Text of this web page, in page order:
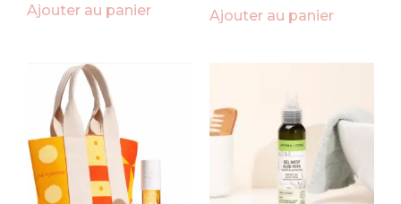
Ajouter au panier Ajouter au panier